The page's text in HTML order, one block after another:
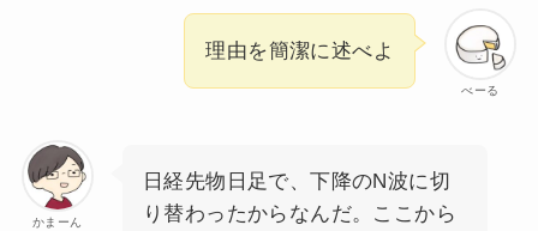
べーる
理由を簡潔に述べよ
かまーん
日経先物日足で、下降のN波に切
り替わったからなんだ。ここから